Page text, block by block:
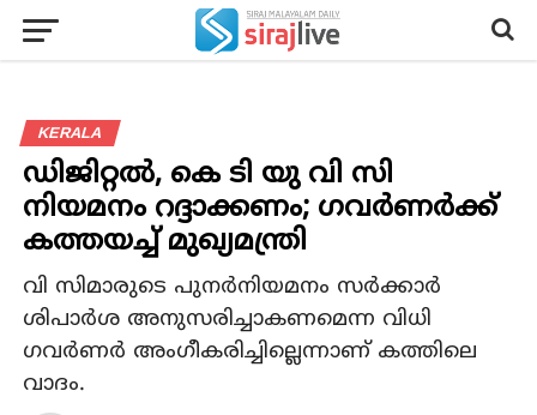
KERALA
ഡിജിറ്റല്‍, കെ ടി യു വി സി
നിയമനം റദ്ദാക്കണം; ഗവര്‍ണര്‍ക്ക്
കത്തയച്ച് മുഖ്യമന്ത്രി
വി സിമാരുടെ പുനര്‍നിയമനം സര്‍ക്കാര്‍
ശിപാര്‍ശ അനുസരിച്ചാകണമെന്ന വിധി
ഗവര്‍ണര്‍ അംഗീകരിച്ചില്ലെന്നാണ് കത്തിലെ
വാദം.